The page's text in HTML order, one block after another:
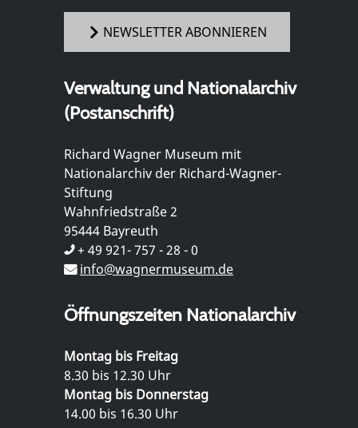
NEWSLETTER ABONNIEREN
Verwaltung und Nationalarchiv
(Postanschrift)
Richard Wagner Museum mit
Nationalarchiv der Richard-Wagner-
Stiftung
Wahnfriedstraße 2
95444 Bayreuth
+ 49 921- 757 - 28 - 0
info@wagnermuseum.de
Öffnungszeiten Nationalarchiv
Montag bis Freitag
8.30 bis 12.30 Uhr
Montag bis Donnerstag
14.00 bis 16.30 Uhr